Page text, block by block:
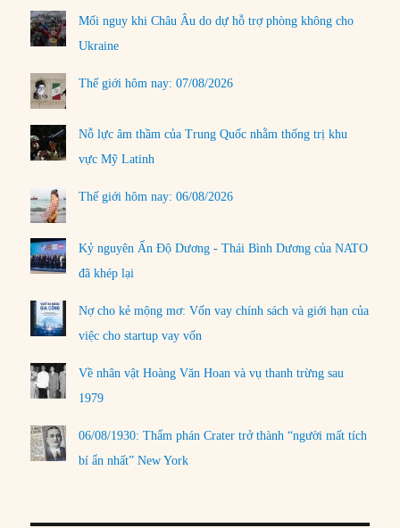
Mối nguy khi Châu Âu do dự hỗ trợ phòng không cho
Ukraine
Thế giới hôm nay: 07/08/2026
Nỗ lực âm thầm của Trung Quốc nhằm thống trị khu
vực Mỹ Latinh
Thế giới hôm nay: 06/08/2026
Kỷ nguyên Ấn Độ Dương - Thái Bình Dương của NATO
đã khép lại
Nợ cho kẻ mộng mơ: Vốn vay chính sách và giới hạn của
việc cho startup vay vốn
Về nhân vật Hoàng Văn Hoan và vụ thanh trừng sau
1979
06/08/1930: Thẩm phán Crater trở thành “người mất tích
bí ẩn nhất” New York